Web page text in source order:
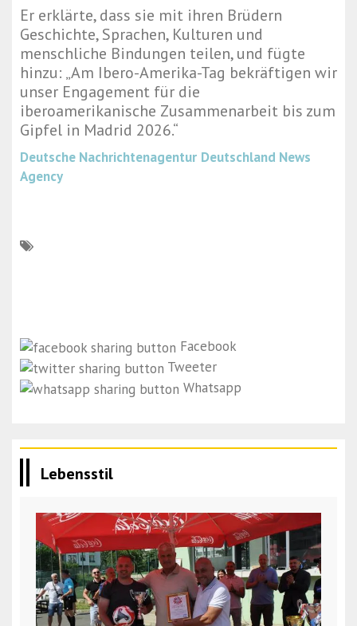
Er erklärte, dass sie mit ihren Brüdern
Geschichte, Sprachen, Kulturen und
menschliche Bindungen teilen, und fügte
hinzu: „Am Ibero-Amerika-Tag bekräftigen wir
unser Engagement für die
iberoamerikanische Zusammenarbeit bis zum
Gipfel in Madrid 2026.“
Deutsche Nachrichtenagentur Deutschland News
Agency
Facebook
Tweeter
Whatsapp
Lebensstil